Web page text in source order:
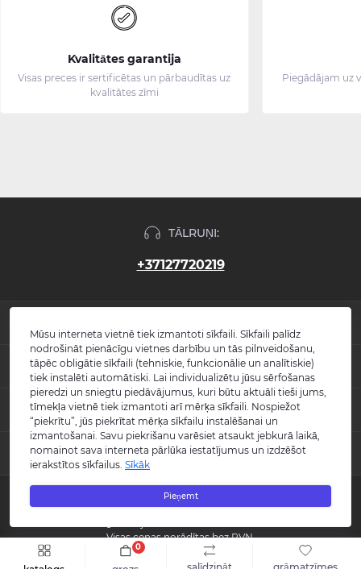
0
Kvalitātes garantija
Visas preces ir sertificētas un pārbaudītas uz
kvalitātes zīmi
Piegādājam uz
TĀLRUŅI:
+37127720219
Jaunumi
Atsauksmes
Kontakti
Vietnes karte
Ražotāji
Īpašais piedāvājums
POPULĀRS
Izlietnes
Vannas
Maisītāji
Tualetes podi
KONTAKTI UN ADRESE
info@burlington.eu
P. 09:00 - 17:00
O. 09:00 - 17:00
C. 09:00 - 17:00
S.-Sv. Slēgts
MESENDŽERI
WhatsApp
Messenger
Copyright © 2008 - 2026 SIA "Burlington" - Visas tiesības aizsargātas.
Visas cenas norādītas bez PVN.
Šo vietni izstrādāja «Qloud
Mūsu interneta vietnē tiek izmantoti sīkfaili. Sīkfaili palīdz
nodrošināt pienācīgu vietnes darbību un tās pilnveidošanu,
tāpēc obligātie sīkfaili (tehniskie, funkcionālie un analītiskie)
tiek instalēti automātiski. Lai individualizētu jūsu sērfošanas
pieredzi un sniegtu piedāvājumus, kuri būtu aktuāli tieši jums,
tīmekļa vietnē tiek izmantoti arī mērķa sīkfaili. Nospiežot
“piekrītu”, jūs piekrītat mērķa sīkfailu instalēšanai un
izmantošanai. Savu piekrišanu varēsiet atsaukt jebkurā laikā,
nomainot sava interneta pārlūka iestatījumus un izdzēšot
ierakstītos sīkfailus. Sīkāk
Pieņemt